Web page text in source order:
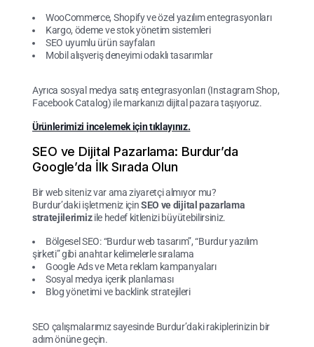
WooCommerce, Shopify ve özel yazılım entegrasyonları
Kargo, ödeme ve stok yönetim sistemleri
SEO uyumlu ürün sayfaları
Mobil alışveriş deneyimi odaklı tasarımlar
Ayrıca sosyal medya satış entegrasyonları (Instagram Shop,
Facebook Catalog) ile markanızı dijital pazara taşıyoruz.
Ürünlerimizi incelemek için tıklayınız.
SEO ve Dijital Pazarlama: Burdur’da
Google’da İlk Sırada Olun
Bir web siteniz var ama ziyaretçi almıyor mu?
Burdur’daki işletmeniz içinSEO ve dijital pazarlama
stratejilerimizile hedef kitlenizi büyütebilirsiniz.
Bölgesel SEO: “Burdur web tasarım”, “Burdur yazılım
şirketi” gibi anahtar kelimelerle sıralama
Google Ads ve Meta reklam kampanyaları
Sosyal medya içerik planlaması
Blog yönetimi ve backlink stratejileri
SEO çalışmalarımız sayesinde Burdur’daki rakiplerinizin bir
adım önüne geçin.